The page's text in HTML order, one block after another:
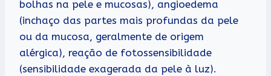
bolhas na pele e mucosas), angioedema
(inchaço das partes mais profundas da pele
ou da mucosa, geralmente de origem
alérgica), reação de fotossensibilidade
(sensibilidade exagerada da pele à luz).